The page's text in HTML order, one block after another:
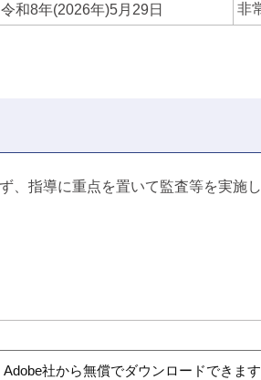
令和8年(2026年)5月29日 非
指導に重点を置いて監査等を実施
社から無償でダウンロードできます